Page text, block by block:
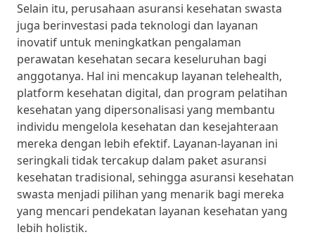
Selain itu, perusahaan asuransi kesehatan swasta
juga berinvestasi pada teknologi dan layanan
inovatif untuk meningkatkan pengalaman
perawatan kesehatan secara keseluruhan bagi
anggotanya. Hal ini mencakup layanan telehealth,
platform kesehatan digital, dan program pelatihan
kesehatan yang dipersonalisasi yang membantu
individu mengelola kesehatan dan kesejahteraan
mereka dengan lebih efektif. Layanan-layanan ini
seringkali tidak tercakup dalam paket asuransi
kesehatan tradisional, sehingga asuransi kesehatan
swasta menjadi pilihan yang menarik bagi mereka
yang mencari pendekatan layanan kesehatan yang
lebih holistik.